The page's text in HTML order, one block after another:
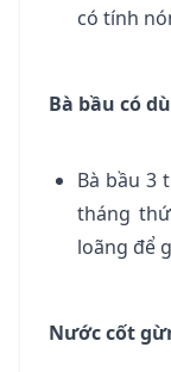
có tính
Bà bầu có
Bà bầu 3
tháng
loãng để
Nước cốt